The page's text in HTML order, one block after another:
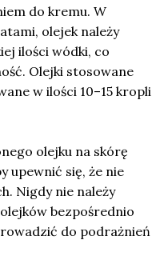
do kremu. W
olejek należy
ilości wódki, co
Olejki stosowane
w ilości 10–15 kropli
olejku na skórę
upewnić się, że nie
Nigdy nie należy
bezpośrednio
do podrażnień